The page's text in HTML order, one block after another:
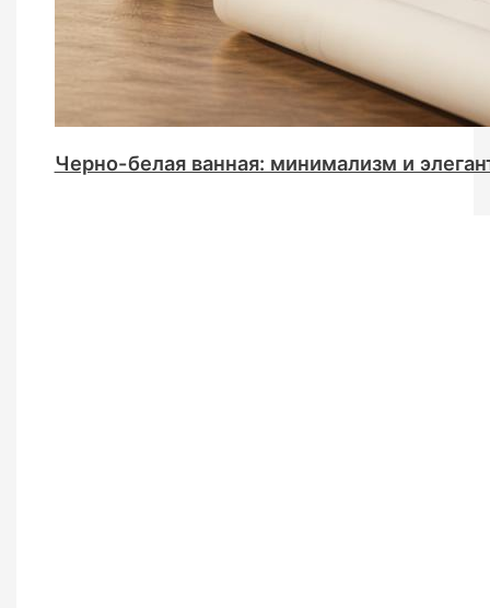
Черно-белая ванная: минимализм и